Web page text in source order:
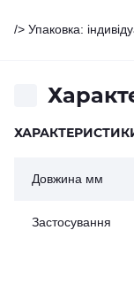
/> Упаковка:
Довжина мм
Застосування